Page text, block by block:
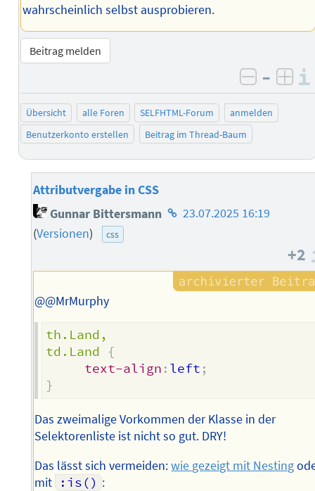
wahrscheinlich selbst ausprobieren.
Beitrag melden
negativ
–
Übersicht alle Foren SELFHTML-Forum
anmelden
Benutzerkonto erstellen
Beitrag im Thread-Baum
Attributvergabe in CSS
Gunnar Bittersmann Homepage
23.07.2025 16:19
(Versionen) css
+2
@@MrMurphy
th.Land,
td.Land
{
text-align : left ;
}
Das zweimalige Vorkommen der Klasse in der
Selektorenliste ist nicht so gut. DRY!
Das lässt sich vermeiden:wie gezeigt mit Nesting
mit
:is() :